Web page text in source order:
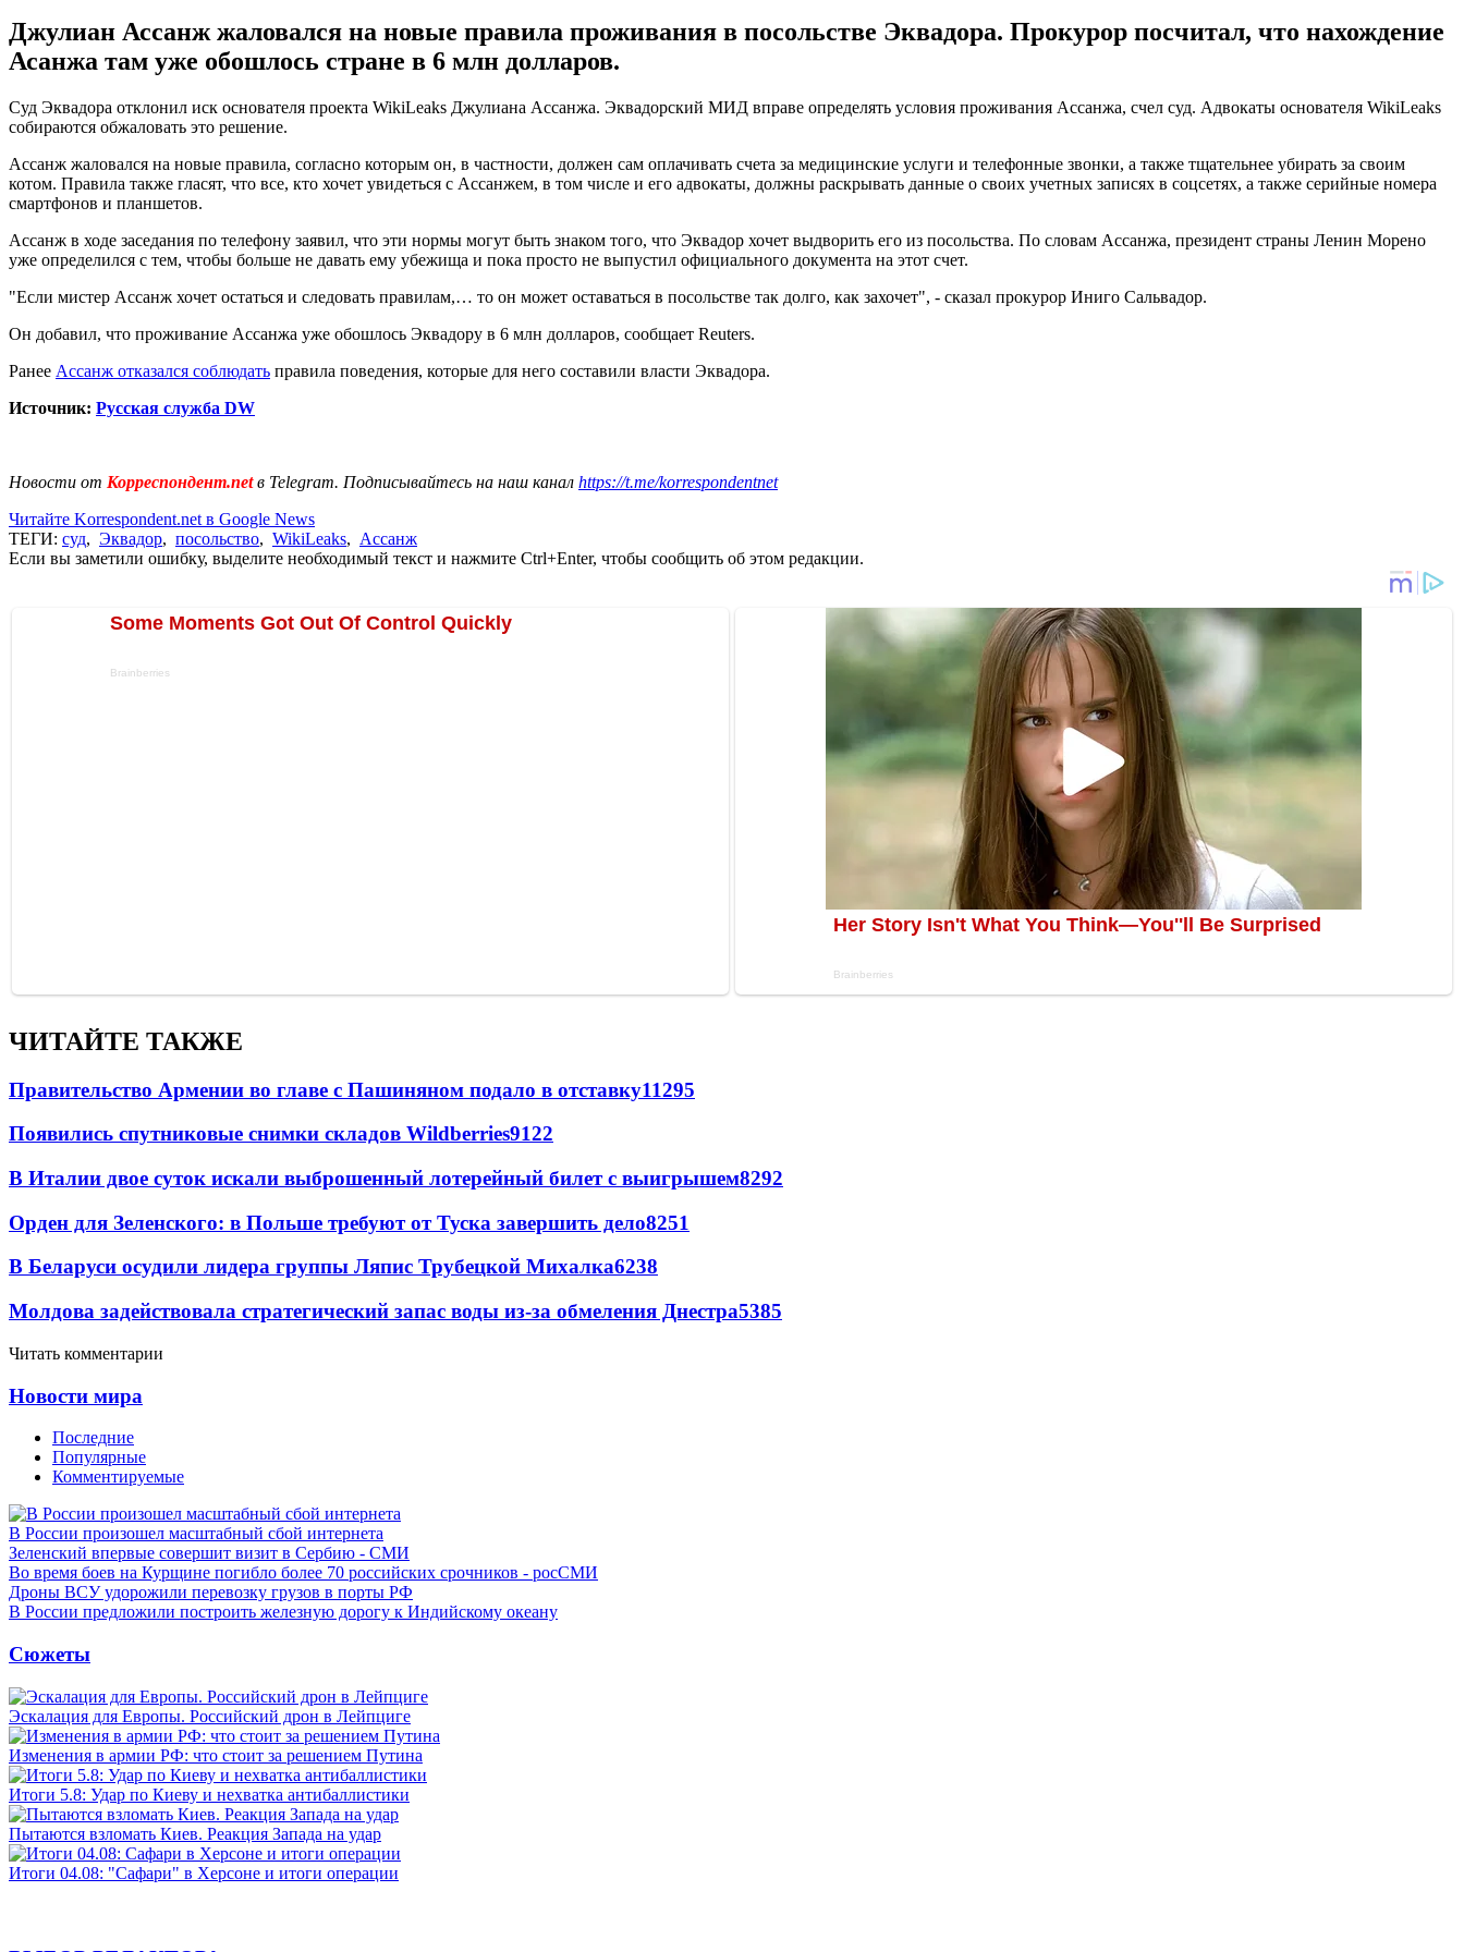
Джулиан Ассанж жаловался на новые правила проживания в посольстве Эквадора. Прокурор посчитал, что нахождение
Асанжа там уже обошлось стране в 6 млн долларов.
Суд Эквадора отклонил иск основателя проекта WikiLeaks Джулиана Ассанжа. Эквадорский МИД вправе определять условия проживания Ассанжа, счел суд. Адвокаты основателя WikiLeaks
собираются обжаловать это решение.
Ассанж жаловался на новые правила, согласно которым он, в частности, должен сам оплачивать счета за медицинские услуги и телефонные звонки, а также тщательнее убирать за своим
котом. Правила также гласят, что все, кто хочет увидеться с Ассанжем, в том числе и его адвокаты, должны раскрывать данные о своих учетных записях в соцсетях, а также серийные номера
смартфонов и планшетов.
Ассанж в ходе заседания по телефону заявил, что эти нормы могут быть знаком того, что Эквадор хочет выдворить его из посольства. По словам Ассанжа, президент страны Ленин Морено
уже определился с тем, чтобы больше не давать ему убежища и пока просто не выпустил официального документа на этот счет.
"Если мистер Ассанж хочет остаться и следовать правилам,… то он может оставаться в посольстве так долго, как захочет", - сказал прокурор Иниго Сальвадор.
Он добавил, что проживание Ассанжа уже обошлось Эквадору в 6 млн долларов, сообщает Reuters.
Ранее Ассанж отказался соблюдать правила поведения, которые для него составили власти Эквадора.
Источник: Русская служба DW
Новости от Корреспондент.netв Telegram. Подписывайтесь на наш канал https://t.me/korrespondentnet
Читайте Korrespondent.net в Google News
ТЕГИ: суд, Эквадор, посольство, WikiLeaks, Ассанж
Если вы заметили ошибку, выделите необходимый текст и нажмите Ctrl+Enter, чтобы сообщить об этом редакции.
ЧИТАЙТЕ ТАКЖЕ
Правительство Армении во главе с Пашиняном подало в отставку11295
Появились спутниковые снимки складов Wildberries9122
В Италии двое суток искали выброшенный лотерейный билет с выигрышем8292
Орден для Зеленского: в Польше требуют от Туска завершить дело8251
В Беларуси осудили лидера группы Ляпис Трубецкой Михалка6238
Молдова задействовала стратегический запас воды из-за обмеления Днестра5385
Читать комментарии
Новости мира
Последние
Популярные
Комментируемые
В России произошел масштабный сбой интернета
Зеленский впервые совершит визит в Сербию - СМИ
Во время боев на Курщине погибло более 70 российских срочников - росСМИ
Дроны ВСУ удорожили перевозку грузов в порты РФ
В России предложили построить железную дорогу к Индийскому океану
Сюжеты
Эскалация для Европы. Российский дрон в Лейпциге
Изменения в армии РФ: что стоит за решением Путина
Итоги 5.8: Удар по Киеву и нехватка антибаллистики
Пытаются взломать Киев. Реакция Запада на удар
Итоги 04.08: "Сафари" в Херсоне и итоги операции